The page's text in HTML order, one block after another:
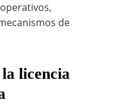
de
licencia